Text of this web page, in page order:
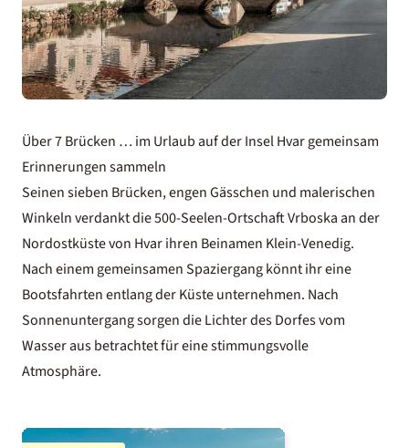
Über 7 Brücken … im Urlaub auf der Insel Hvar gemeinsam
Erinnerungen sammeln
Seinen sieben Brücken, engen Gässchen und malerischen
Winkeln verdankt die 500-Seelen-Ortschaft Vrboska an der
Nordostküste von Hvar ihren Beinamen Klein-Venedig.
Nach einem gemeinsamen Spaziergang könnt ihr eine
Bootsfahrten entlang der Küste unternehmen. Nach
Sonnenuntergang sorgen die Lichter des Dorfes vom
Wasser aus betrachtet für eine stimmungsvolle
Atmosphäre.